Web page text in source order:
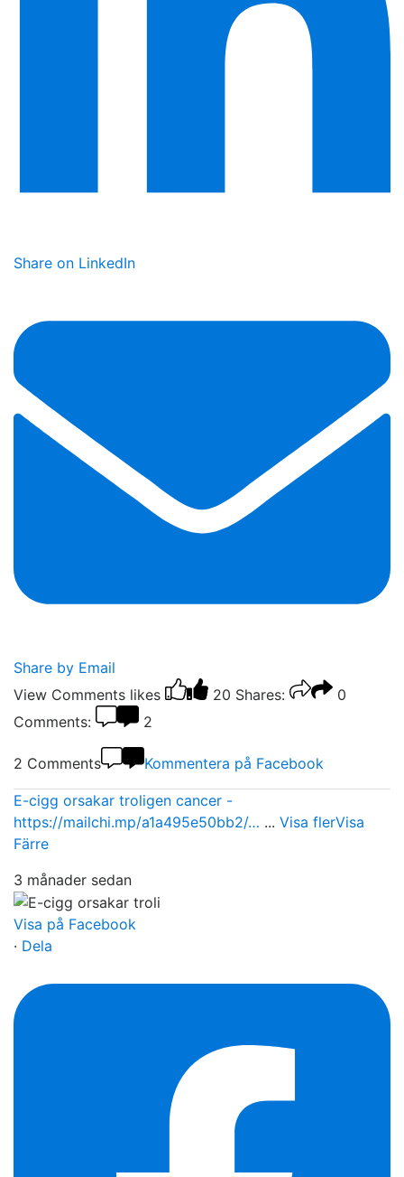
Share on LinkedIn
Share by Email
View Comments likes 20 Shares:
0
Comments:
2
2 Comments Kommentera på Facebook
E-cigg orsakar troligen cancer -
https://mailchi.mp/a1a495e50bb2/… ... Visa flerVisa
Färre
3 månader sedan
Visa på Facebook
· Dela